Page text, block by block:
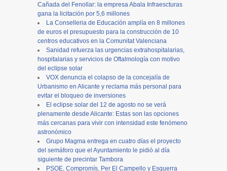
Cañada del Fenollar: la empresa Abala Infraescturas
gana la licitación por 5,6 millones
La Conselleria de Educación amplía en 8 millones
de euros el presupuesto para la construcción de 10
centros educativos en la Comunitat Valenciana
Sanidad refuerza las urgencias extrahospitalarias,
hospitalarias y servicios de Oftalmología con motivo
del eclipse solar
VOX denuncia el colapso de la concejalía de
Urbanismo en Alicante y reclama más personal para
evitar el bloqueo de inversiones
El eclipse solar del 12 de agosto no se verá
plenamente desde Alicante: Estas son las opciones
más cercanas para vivir con intensidad este fenómeno
astronómico
Grupo Magma entrega en cuatro días el proyecto
del semáforo que el Ayuntamiento le pidió al día
siguiente de precintar Tambora
PSOE, Compromís, Per El Campello y Esquerra